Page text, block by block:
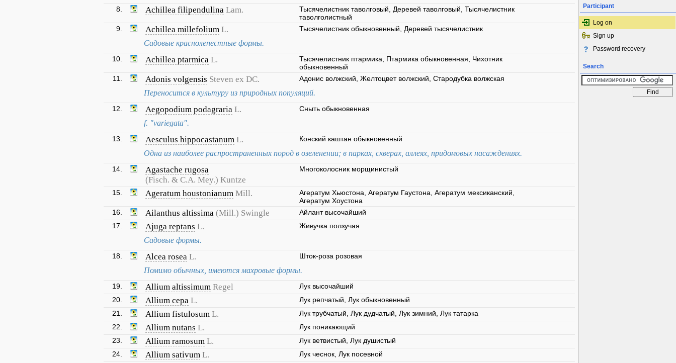
8. Achillea filipendulina Lam.
Тысячелистник таволговый, Деревей таволговый, Тысячелистник
таволголистный
9.
Achillea millefolium L. Тысячелистник обыкновенный, Деревей тысячелистник
Садовые краснолепестные формы.
10. Achillea ptarmica L.
Тысячелистник птармика, Птармика обыкновенная, Чихотник
обыкновенный
11.
Adonis volgensis Steven ex DC. Адонис волжский, Желтоцвет волжский, Стародубка волжская
Переносится в культуру из природных популяций.
12. Aegopodium podagraria L. Сныть обыкновенная
f. "variegata".
13. Aesculus hippocastanum L. Конский каштан обыкновенный
Одна из наиболее распространенных пород в озеленении; в парках, скверах, аллеях, придомовых насаждениях.
14.
Agastache rugosa
(Fisch. & C.A. Mey.) Kuntze
Многоколосник морщинистый
15. Ageratum houstonianum Mill.
Агератум Хьюстона, Агератум Гаустона, Агератум мексиканский,
Агератум Хоустона
16.
Ailanthus altissima (Mill.) Swingle
Айлант высочайший
17.
Ajuga reptans L. Живучка ползучая
Садовые формы.
18. Alcea rosea L. Шток-роза розовая
Помимо обычных, имеются махровые формы.
19. Allium altissimum Regel
Лук высочайший
20.
Allium cepa L.
Лук репчатый, Лук обыкновенный
21.
Allium fistulosum L.
Лук трубчатый, Лук дудчатый, Лук зимний, Лук татарка
22.
Allium nutans L.
Лук поникающий
23.
Allium ramosum L.
Лук ветвистый, Лук душистый
24.
Allium sativum L.
Лук чеснок, Лук посевной
Participant
Log on
Sign up
Password recovery
Search